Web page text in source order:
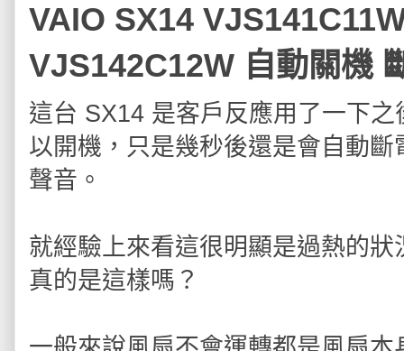
VAIO SX14
VJS142C12W 自動關機
這台 SX14 是客戶反應用了一下
以開機，只是幾秒後還是會自動
聲音。
就經驗上來看這很明顯是過熱的
真的是這樣嗎？